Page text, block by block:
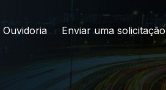
Ouvidoria Enviar uma solicitação